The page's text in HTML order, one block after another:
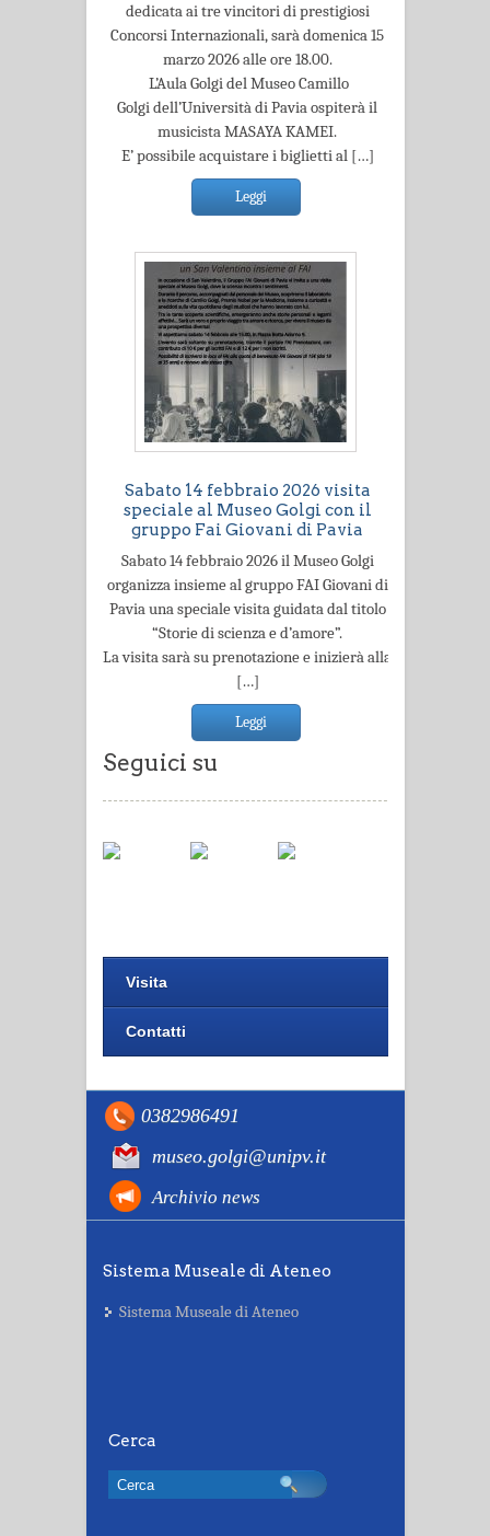
dedicata ai tre vincitori di prestigiosi
Concorsi Internazionali, sarà domenica 15
marzo 2026 alle ore 18.00.
L’Aula Golgi del Museo Camillo
Golgi dell’Università di Pavia ospiterà il
musicista MASAYA KAMEI.
E’ possibile acquistare i biglietti al […]
Leggi
Sabato 14 febbraio 2026 visita
speciale al Museo Golgi con il
gruppo Fai Giovani di Pavia
Sabato 14 febbraio 2026 il Museo Golgi
organizza insieme al gruppo FAI Giovani di
Pavia una speciale visita guidata dal titolo
“Storie di scienza e d’amore”.
La visita sarà su prenotazione e inizierà alla
[…]
Leggi
Seguici su
Visita
Contatti
0382986491
museo.golgi@unipv.it
Archivio news
Sistema Museale di Ateneo
Sistema Museale di Ateneo
Cerca